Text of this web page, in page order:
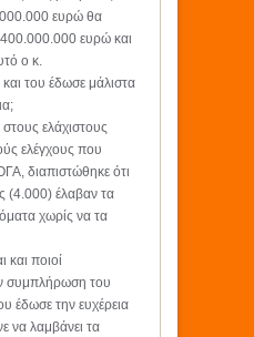
ευρώ θα
ευρώ και
ο κ.
του έδωσε μάλιστα
στους ελάχιστους
ελέγχους που
διαπιστώθηκε ότι
(4.000) έλαβαν τα
χωρίς να τα
και ποιοί
συμπλήρωση του
έδωσε την ευχέρεια
να λαμβάνει τα